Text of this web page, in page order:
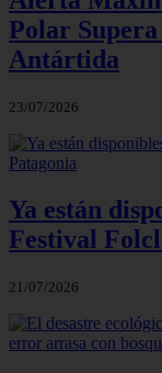
Polar
Antártida
23/07/2026
Ya están
Festival
21/07/2026